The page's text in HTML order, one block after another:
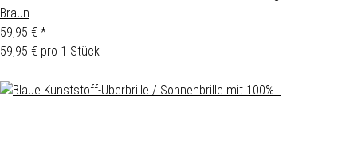
Braun
59,95 € *
59,95 € pro 1 Stück